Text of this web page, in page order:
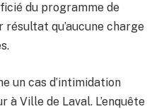
du programme de
qu’aucune charge
un cas d’intimidation
à Ville de Laval. L’enquête